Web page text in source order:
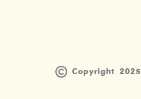
Copyright 2025